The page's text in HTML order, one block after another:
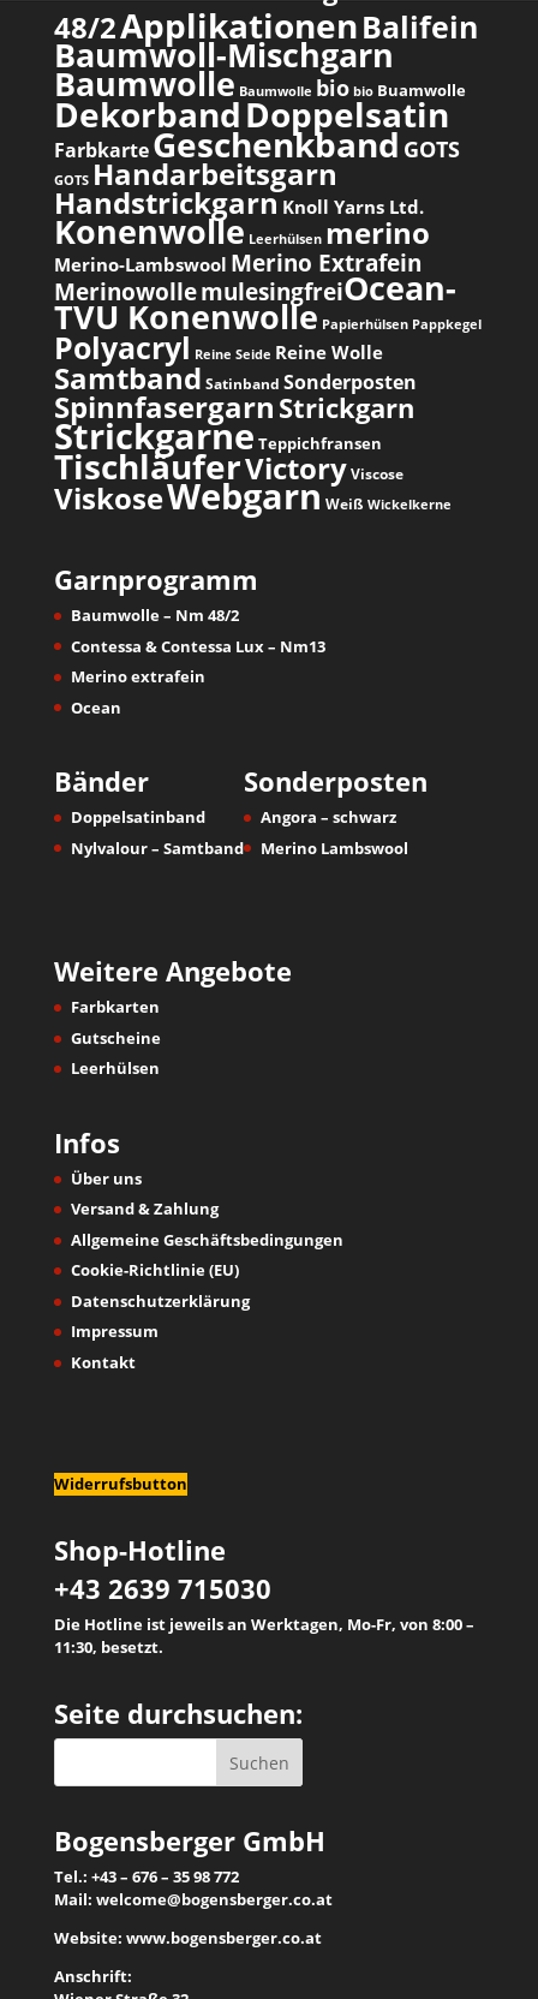
48/2ApplikationenBalifein
Baumwoll-Mischgarn
Baumwolle Baumwolle bio bio Buamwolle
DekorbandDoppelsatin
FarbkarteGeschenkband GOTS
GOTS Handarbeitsgarn
Handstrickgarn Knoll Yarns Ltd.
Konenwolle Leerhülsen merino
Merino-Lambswool Merino Extrafein
Merinowollemulesingfrei​Ocean-
TVU Konenwolle Papierhülsen Pappkegel
Polyacryl Reine Seide Reine Wolle
Samtband Satinband Sonderposten
Spinnfasergarn Strickgarn
Strickgarne Teppichfransen
TischläuferVictoryViscose
ViskoseWebgarnWeiß Wickelkerne
Garnprogramm
Baumwolle – Nm 48/2
Contessa & Contessa Lux – Nm13
Merino extrafein
Ocean
Bänder
Doppelsatinband
Nylvalour – Samtband
Sonderposten
Angora – schwarz
Merino Lambswool
Weitere Angebote
Farbkarten
Gutscheine
Leerhülsen
Infos
Über uns
Versand & Zahlung
Allgemeine Geschäftsbedingungen
Cookie-Richtlinie (EU)
Datenschutzerklärung
Impressum
Kontakt
Widerrufsbutton
Shop-Hotline
+43 2639 715030
Die Hotline ist jeweils an Werktagen, Mo-Fr, von 8:00 –
11:30, besetzt.
Seite durchsuchen:
Bogensberger GmbH
Tel.: +43 – 676 – 35 98 772
Mail: welcome@bogensberger.co.at
Website: www.bogensberger.co.at
Anschrift: